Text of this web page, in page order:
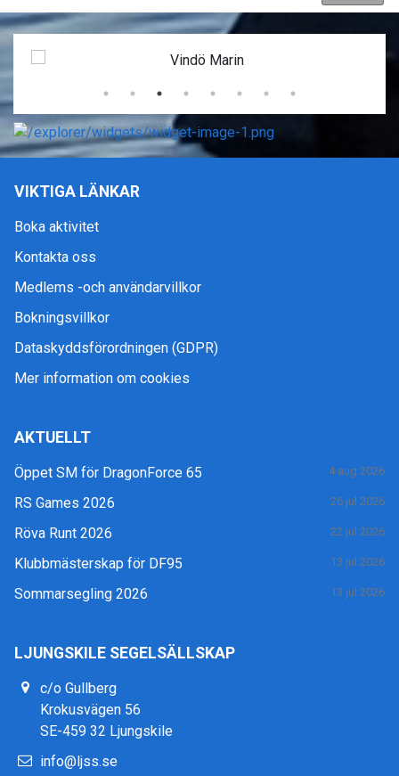
VIKTIGA LÄNKAR
Boka aktivitet
Kontakta oss
Medlems -och användarvillkor
Bokningsvillkor
Dataskyddsförordningen (GDPR)
Mer information om cookies
AKTUELLT
Öppet SM för DragonForce 65 4 aug 2026
RS Games 2026 26 jul 2026
Röva Runt 2026 22 jul 2026
Klubbmästerskap för DF95 13 jul 2026
Sommarsegling 2026 13 jul 2026
LJUNGSKILE SEGELSÄLLSKAP
c/o Gullberg
Krokusvägen 56
SE-459 32 Ljungskile
info@ljss.se